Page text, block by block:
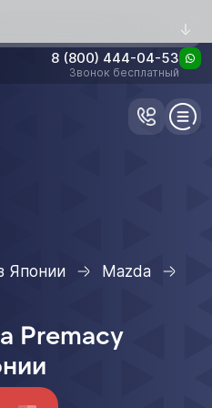
8 (800) 444-04-53
Звонок бесплатный
Японии
Mazda
Premacy